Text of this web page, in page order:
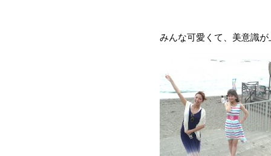
みんな可愛くて、美意識